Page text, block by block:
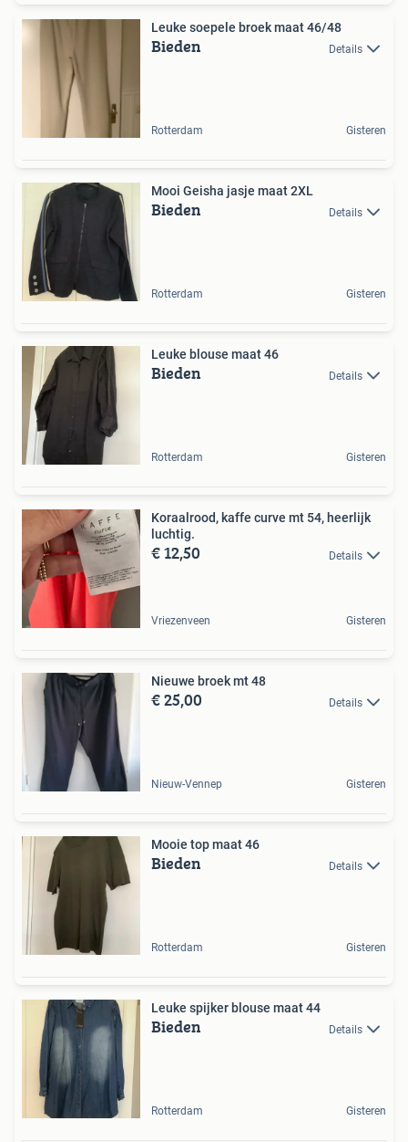
Leuke soepele broek maat 46/48
Bieden Details
Rotterdam Gisteren
Mooi Geisha jasje maat 2XL
Bieden Details
Rotterdam Gisteren
Leuke blouse maat 46
Bieden Details
Rotterdam Gisteren
Koraalrood, kaffe curve mt 54, heerlijk
luchtig.
€ 12,50 Details
Vriezenveen Gisteren
Nieuwe broek mt 48
€ 25,00 Details
Nieuw-Vennep Gisteren
Mooie top maat 46
Bieden Details
Rotterdam Gisteren
Leuke spijker blouse maat 44
Bieden Details
Rotterdam Gisteren